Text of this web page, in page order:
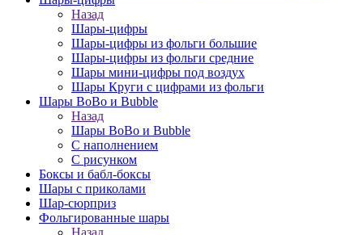
Назад
Шары-цифры
Шары-цифры из фольги большие
Шары-цифры из фольги средние
Шары мини-цифры под воздух
Шары Круги с цифрами из фольги
Шары BoBo и Bubble
Назад
Шары BoBo и Bubble
С наполнением
С рисунком
Боксы и бабл-боксы
Шары с приколами
Шар-сюрприз
Фольгированные шары
Назад